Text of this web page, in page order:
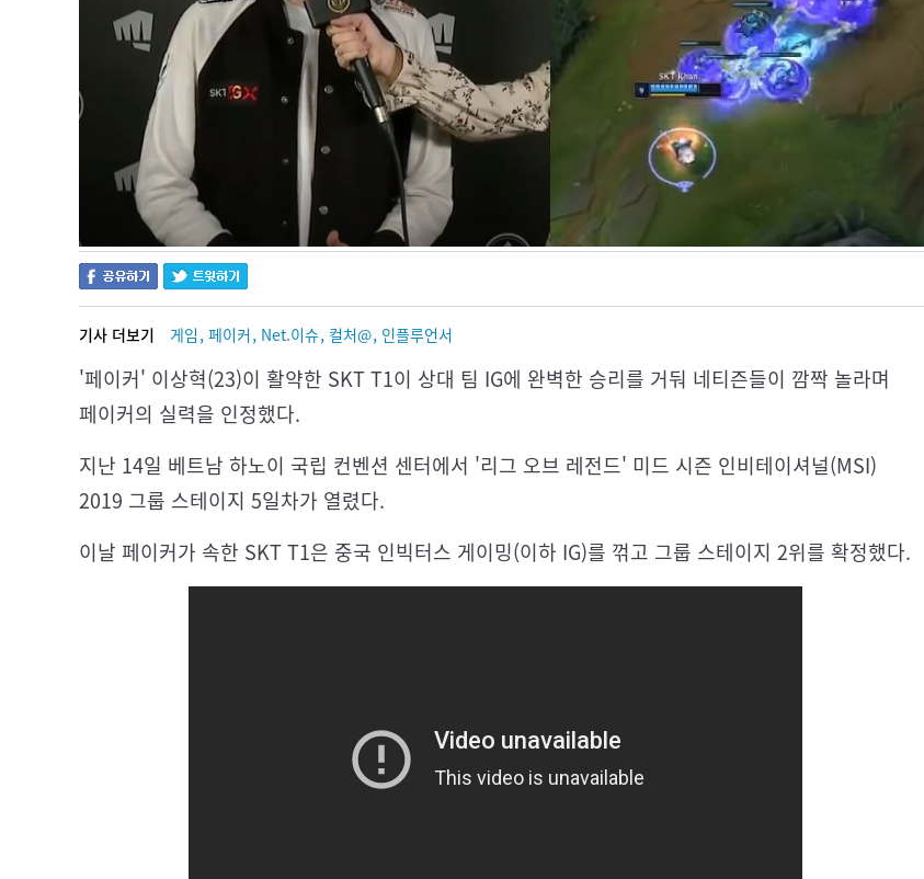
기사 더보기 게임, 페이커, Net.이슈, 컬처@, 인플루언서
'페이커' 이상혁(23)이 활약한 SKT T1이 상대 팀 IG에 완벽한 승리를 거둬 네티즌들이 깜짝 놀라며
페이커의 실력을 인정했다.
지난 14일 베트남 하노이 국립 컨벤션 센터에서 '리그 오브 레전드' 미드 시즌 인비테이셔널(MSI)
2019 그룹 스테이지 5일차가 열렸다.
이날 페이커가 속한 SKT T1은 중국 인빅터스 게이밍(이하 IG)를 꺾고 그룹 스테이지 2위를 확정했다.